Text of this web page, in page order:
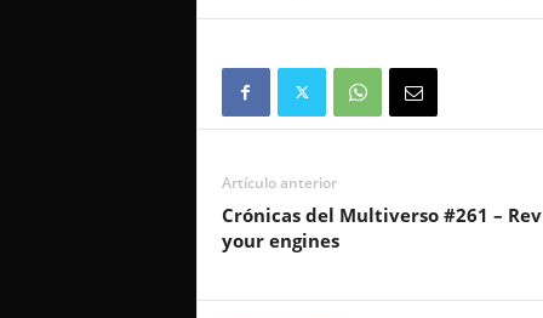
Artículo anterior
Crónicas del Multiverso #261 –
your engines